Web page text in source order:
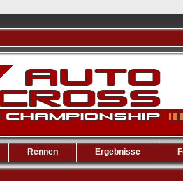
Rennen Ergebnisse